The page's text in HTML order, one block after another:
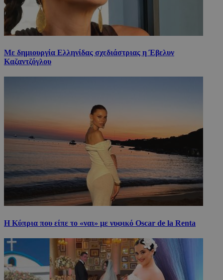
Με δημιουργία Ελληνίδας σχεδιάστριας η Έβελυν
Καζαντζόγλου
Η Κύπρια που είπε το «ναι» με νυφικό Oscar de la Renta